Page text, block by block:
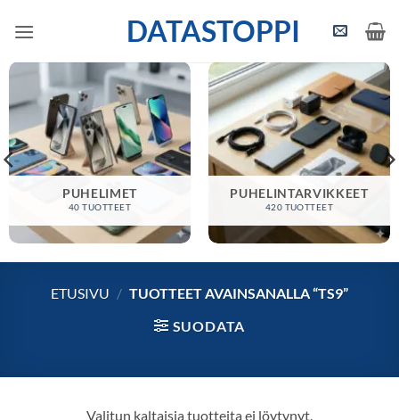
DATASTOPPI
PUHELIMET
40 TUOTTEET
PUHELINTARVIKKEET
420 TUOTTEET
ETUSIVU / TUOTTEET AVAINSANALLA “TS9”
SUODATA
Valitun kaltaisia tuotteita ei löytynyt.